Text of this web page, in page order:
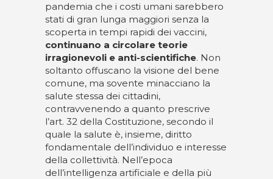
pandemia che i costi umani sarebbero
stati di gran lunga maggiori senza la
scoperta in tempi rapidi dei vaccini,
continuano a circolare teorie
irragionevoli e anti-scientifiche. Non
soltanto offuscano la visione del bene
comune, ma sovente minacciano la
salute stessa dei cittadini,
contravvenendo a quanto prescrive
l’art. 32 della Costituzione, secondo il
quale la salute è, insieme, diritto
fondamentale dell’individuo e interesse
della collettività. Nell’epoca
dell’intelligenza artificiale e della più